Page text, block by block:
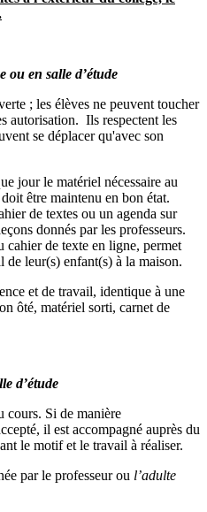
ou en salle d’étude
; les élèves ne peuvent toucher
autorisation. Ils respectent les
se déplacer qu'avec son
jour le matériel nécessaire au
être maintenu en bon état.
de textes ou un agenda sur
donnés par les professeurs.
cahier de texte en ligne, permet
leur(s) enfant(s) à la maison.
et de travail, identique à une
ôté, matériel sorti, carnet de
d’étude
cours. Si de manière
il est accompagné auprès du
le motif et le travail à réaliser.
par le professeur ou l’adulte